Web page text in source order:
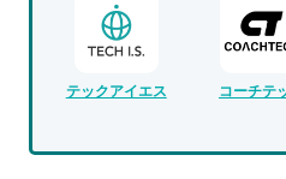
テックアイエス コーチテ